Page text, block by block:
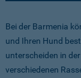
Bei der Barmenia
und Ihren Hund
unterscheiden in
verschiedenen